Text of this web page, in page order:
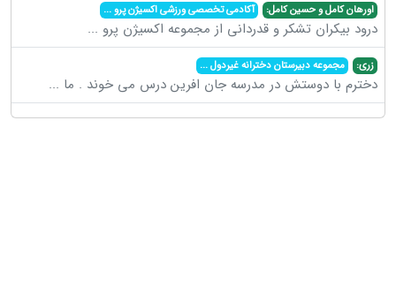
اورهان کامل و حسین کامل: آکادمی تخصصی ورزشی اکسیژن پرو...
درود بیکران تشکر و قدردانی از مجموعه اکسیژن پرو ...
زری: مجموعه دبیرستان دخترانه غیردول...
دخترم با دوستش در مدرسه جان افرین درس می خوند . ما ...